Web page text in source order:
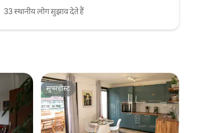
33 स्थानीय लोग सुझाव देते हैं
सुपरहोस्ट
सुपरहोस्ट